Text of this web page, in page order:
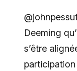
Deeming
s’être